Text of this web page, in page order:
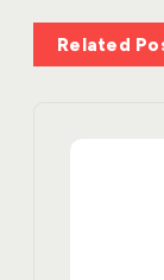
Related